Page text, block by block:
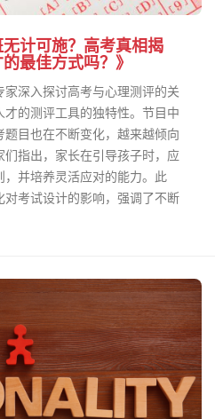
计可施？高考真相揭
最佳方式吗？》
深入探讨高考与心理测评的关
的测评工具的独特性。节目中
目也在不断变化，越来越倾向
指出，家长在引导孩子时，应
并培养灵活应对的能力。此
考试设计的影响，强调了不断